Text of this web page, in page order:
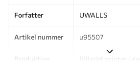
Forfatter UWALLS
Artikel nummer u95507
Produktion
Billedet printes i